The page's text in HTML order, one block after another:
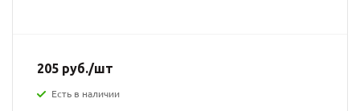
205 руб./шт
Есть в наличии